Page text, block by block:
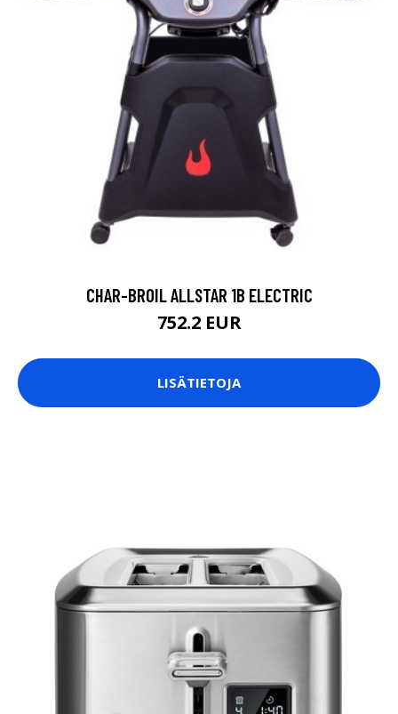
CHAR-BROIL ALLSTAR 1B ELECTRIC
752.2 EUR
LISÄTIETOJA